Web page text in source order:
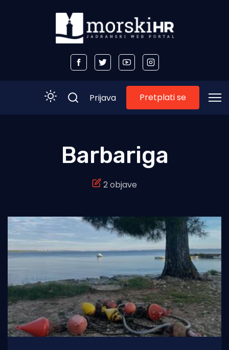
Morski plus
Otoci
Turizam i nautika
Ribolov
Ekologija
Tradicija i kultura
Prijava Pretplati se
Barbariga
2 objave